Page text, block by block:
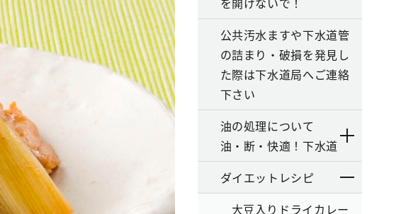
公共汚水ますや下水道管
の詰まり・破損を発見し
た際は下水道局へご連絡
下さい
油の処理について
油・断・快適！下水道
ダイエットレシピ
大豆入りドライカレー